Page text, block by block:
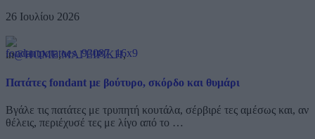
26 Ιουλίου 2026
in@HOME,ΜΑΓΕΙΡΙΚΗ,
Πατάτες fondant με βούτυρο, σκόρδο και θυμάρι
Βγάλε τις πατάτες με τρυπητή κουτάλα, σέρβιρέ τες αμέσως και, αν
θέλεις, περιέχυσέ τες με λίγο από το …